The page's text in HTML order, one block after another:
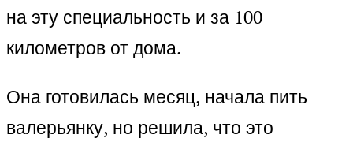
на эту специальность и за 100
километров от дома.
Она готовилась месяц, начала пить
валерьянку, но решила, что это